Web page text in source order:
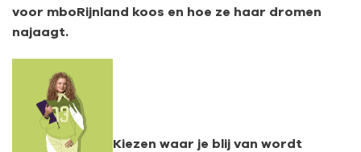
voor mboRijnland koos en hoe ze haar dromen
najaagt.
Kiezen waar je blij van wordt